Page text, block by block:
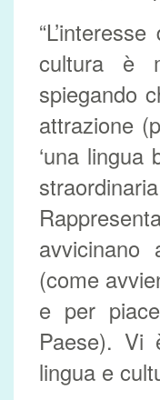
cultura è
spiegando
attrazione
‘una lingua
avvicinano
(come
e per
Paese). Vi
lingua e